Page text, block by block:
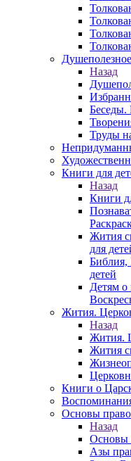
Назад
Беседы.
Труды
Книги для
Назад
Книги
Жития
для
Библия,
детей
Детям о
Жития.
Назад
Жития.
Жития
Книги о
Основы
Назад
Основы
Азы